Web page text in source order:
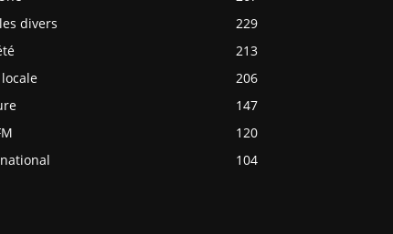
divers
229
213
206
147
120
104